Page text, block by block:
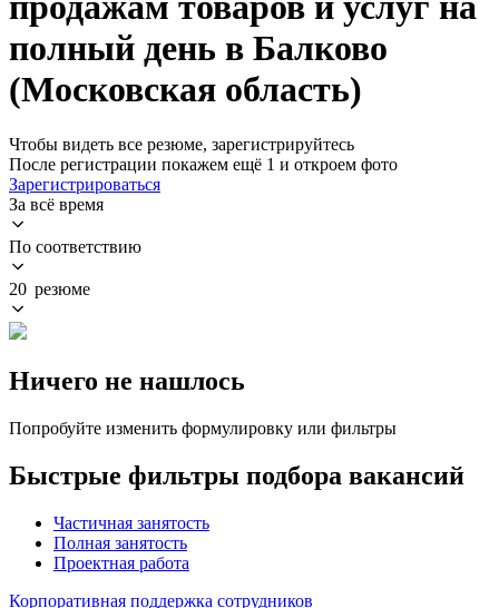
полный день в Балково
(Московская область)
Чтобы видеть все резюме, зарегистрируйтесь
После регистрации покажем ещё 1 и откроем фото
Зарегистрироваться
За всё время
По соответствию
20 резюме
Ничего не нашлось
Попробуйте изменить формулировку или фильтры
Быстрые фильтры подбора вакансий
Частичная занятость
Полная занятость
Проектная работа
Корпоративная поддержка сотрудников